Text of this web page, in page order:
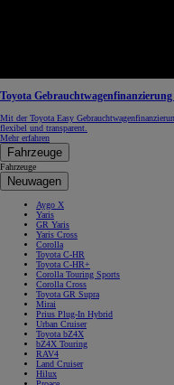
Toyota
Mit der Toyota Easy
flexibel und transparent.
Mehr erfahren
Fahrzeuge
Fahrzeuge
Neuwagen
Aygo X
Yaris
GR Yaris
Yaris Cross
Corolla
Toyota C-HR
Toyota C-HR+
Corolla Touring Sports
Corolla Cross
Toyota GR Supra
Mirai
Prius Plug-In Hybrid
Urban Cruiser
Toyota bZ4X
bZ4X Touring
RAV4
Land Cruiser
Hilux